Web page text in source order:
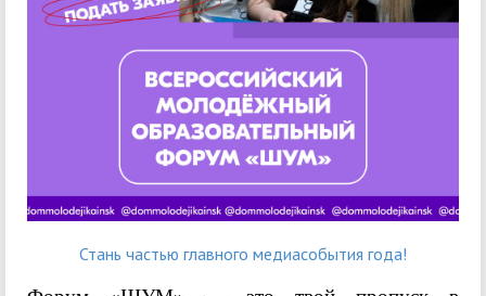
Стань частью главного медиасобытия года!